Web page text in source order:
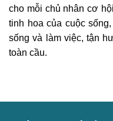
cho mỗi chủ nhân cơ
tinh hoa của cuộc
sống và làm việc, tận
toàn cầu.